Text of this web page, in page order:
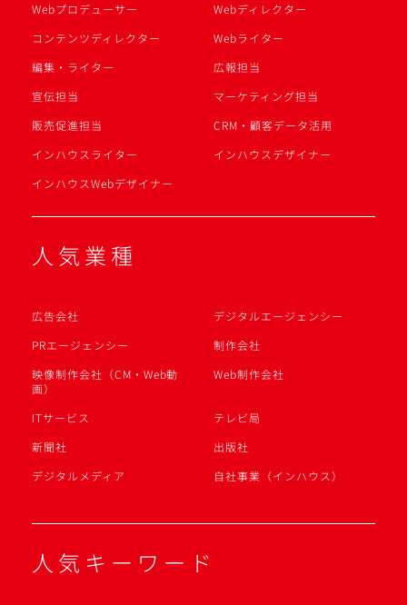
Webプロデューサー
Webディレクター
コンテンツディレクター
Webライター
編集・ライター
広報担当
宣伝担当
マーケティング担当
販売促進担当
CRM・顧客データ活用
インハウスライター
インハウスデザイナー
インハウスWebデザイナー
人気業種
広告会社
デジタルエージェンシー
PRエージェンシー
制作会社
映像制作会社（CM・Web動
画）
Web制作会社
ITサービス
テレビ局
新聞社
出版社
デジタルメディア
自社事業（インハウス）
人気キーワード